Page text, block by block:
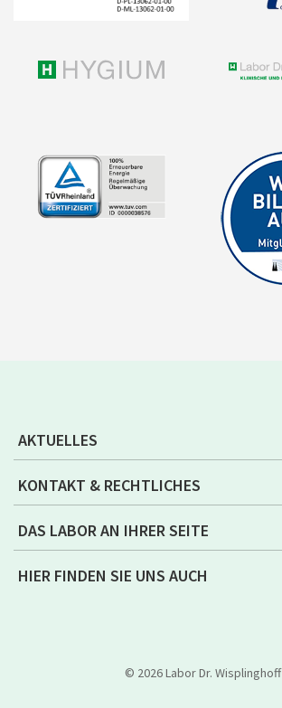
AKTUELLES
KONTAKT & RECHTLICHES
DAS LABOR AN IHRER SEITE
HIER FINDEN SIE UNS AUCH
© 2026 Labor Dr. Wisplinghoff